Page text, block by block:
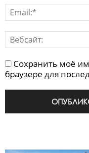
Сохранить моё
браузере для